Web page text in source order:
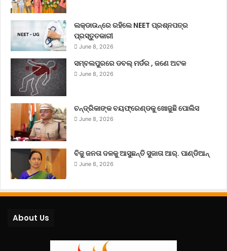
ଲକ୍‌ଡାଉନ୍‌ରେ ରହିଲେ NEET ପ୍ରଶ୍ନପତ୍ର
ପ୍ରସ୍ତୁତକାରୀ
June 8, 2026
ସମ୍ବଲପୁରରେ ଡବଲ୍ ମର୍ଡର , ଜଣେ ଅଟକ
June 8, 2026
ଚନ୍ଦ୍ରିକାଙ୍କ ବୟଫ୍ରେଣ୍ଡକୁ ଖୋଜୁଛି ପୋଲିସ
June 8, 2026
ବିଜୁ ଜନତା ଦଳକୁ ଆସୁଛନ୍ତି ସୁଜାତା ଆର୍‌. ପାଣ୍ଡିଆନ୍
June 8, 2026
About Us